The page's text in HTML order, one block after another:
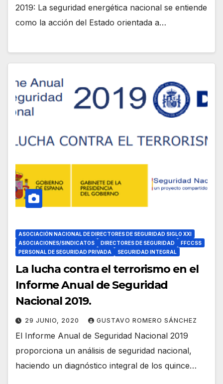
2019: La seguridad energética nacional se entiende
como la acción del Estado orientada a…
ASOCIACIÓN NACIONAL DE DIRECTORES DE SEGURIDAD SIGLO XXI
ASOCIACIONES/SINDICATOS
DIRECTORES DE SEGURIDAD
FFCCSS
PERSONAL DE SEGURIDAD PRIVADA
SEGURIDAD INTEGRAL
La lucha contra el terrorismo en el
Informe Anual de Seguridad
Nacional 2019.
29 JUNIO, 2020 GUSTAVO ROMERO SÁNCHEZ
El Informe Anual de Seguridad Nacional 2019
proporciona un análisis de seguridad nacional,
haciendo un diagnóstico integral de los quince…